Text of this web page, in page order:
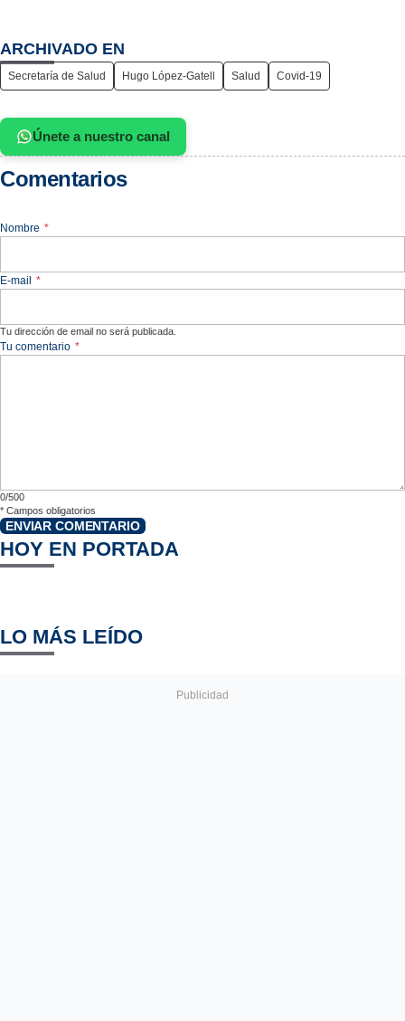
ARCHIVADO EN
Secretaría de Salud Hugo López-Gatell Salud Covid-19
Únete a nuestro canal
Comentarios
Nombre *
E-mail *
Tu dirección de email no será publicada.
Tu comentario *
0/500
* Campos obligatorios
ENVIAR COMENTARIO
HOY EN PORTADA
LO MÁS LEÍDO